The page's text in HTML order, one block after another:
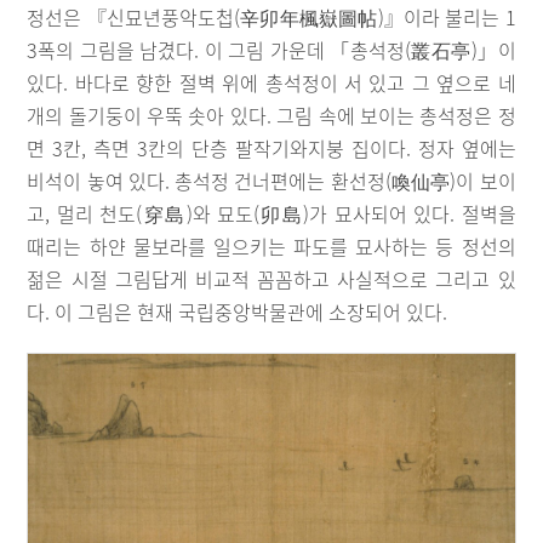
정선은 『신묘년풍악도첩(辛卯年楓嶽圖帖)』이라 불리는 1
3폭의 그림을 남겼다. 이 그림 가운데 「총석정(叢石亭)」이
있다. 바다로 향한 절벽 위에 총석정이 서 있고 그 옆으로 네
개의 돌기둥이 우뚝 솟아 있다. 그림 속에 보이는 총석정은 정
면 3칸, 측면 3칸의 단층 팔작기와지붕 집이다. 정자 옆에는
비석이 놓여 있다. 총석정 건너편에는 환선정(喚仙亭)이 보이
고, 멀리 천도(穿島)와 묘도(卯島)가 묘사되어 있다. 절벽을
때리는 하얀 물보라를 일으키는 파도를 묘사하는 등 정선의
젊은 시절 그림답게 비교적 꼼꼼하고 사실적으로 그리고 있
다. 이 그림은 현재 국립중앙박물관에 소장되어 있다.